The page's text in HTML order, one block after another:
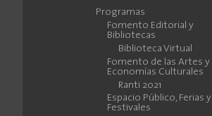
Programas
Fomento Editorial y
Bibliotecas
Biblioteca Virtual
Fomento de las Artes y
Economías Culturales
Ranti 2021
Espacio Público, Ferias y
Festivales